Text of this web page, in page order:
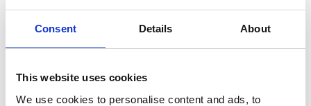
Consent Details About
This website uses cookies
We use cookies to personalise content and ads, to